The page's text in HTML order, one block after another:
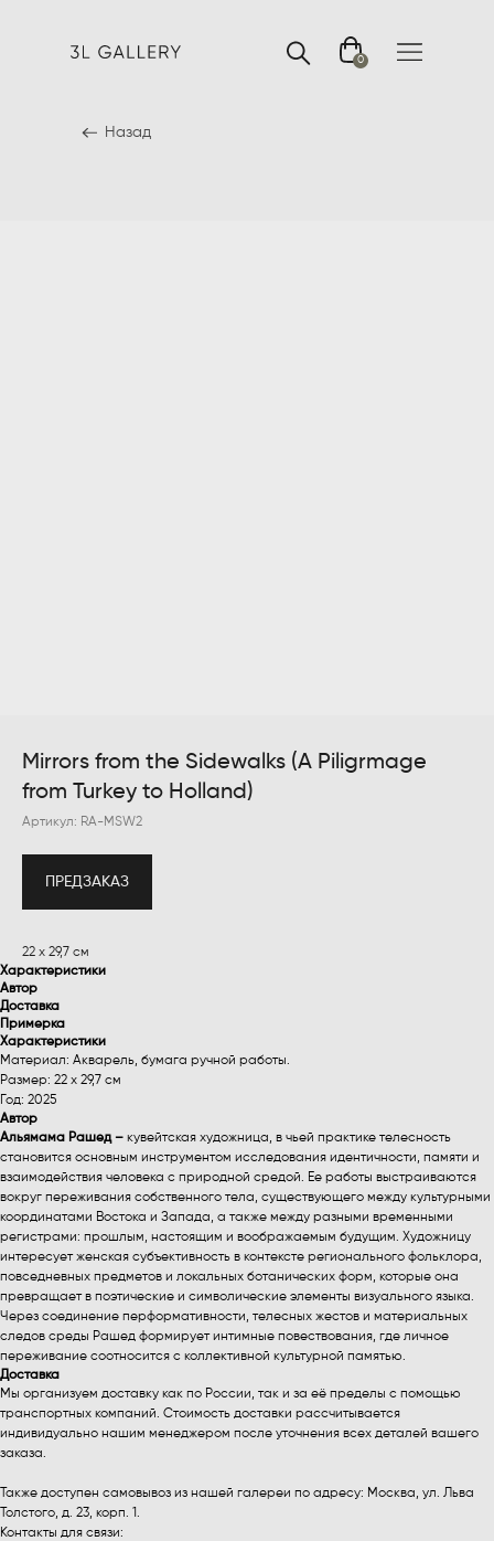
0
Назад
Mirrors from the Sidewalks (A Piligrmage
from Turkey to Holland)
Артикул: RA-MSW2
ПРЕДЗАКАЗ
22 х 29,7 см
Характеристики
Автор
Доставка
Примерка
Характеристики
Материал: Акварель, бумага ручной работы.
Размер: 22 х 29,7 см
Год: 2025
Автор
Альямама Рашед – кувейтская художница, в чьей практике телесность
становится основным инструментом исследования идентичности, памяти и
взаимодействия человека с природной средой. Ее работы выстраиваются
вокруг переживания собственного тела, существующего между культурными
координатами Востока и Запада, а также между разными временными
регистрами: прошлым, настоящим и воображаемым будущим. Художницу
интересует женская субъективность в контексте регионального фольклора,
повседневных предметов и локальных ботанических форм, которые она
превращает в поэтические и символические элементы визуального языка.
Через соединение перформативности, телесных жестов и материальных
следов среды Рашед формирует интимные повествования, где личное
переживание соотносится с коллективной культурной памятью.
Доставка
Мы организуем доставку как по России, так и за её пределы с помощью
транспортных компаний. Стоимость доставки рассчитывается
индивидуально нашим менеджером после уточнения всех деталей вашего
заказа.
Также доступен самовывоз из нашей галереи по адресу: Москва, ул. Льва
Толстого, д. 23, корп. 1.
Контакты для связи: